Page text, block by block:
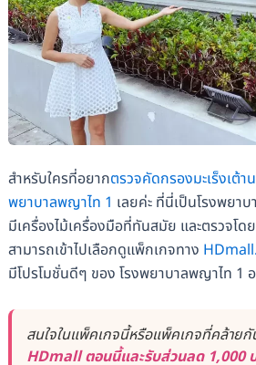
สำหรับใครที่อยากตรวจคัดกรองมะเร็งเต้า
พยาบาลพญาไท 1 เลยค่ะ ที่นี่เป็นโรงพยา
มีเครื่องไม้เครื่องมือที่ทันสมัย และตรวจโ
สามารถเข้าไปเลือกดูแพ็กเกจทาง
มีโปรโมชั่นดีๆ ของ โรงพยาบาลพญาไท 1
สนใจในแพ็คเกจนี้หรือแพ็คเกจที่คล้ายกั
HDmall ตอนนี้และรับส่วนลด 1,000